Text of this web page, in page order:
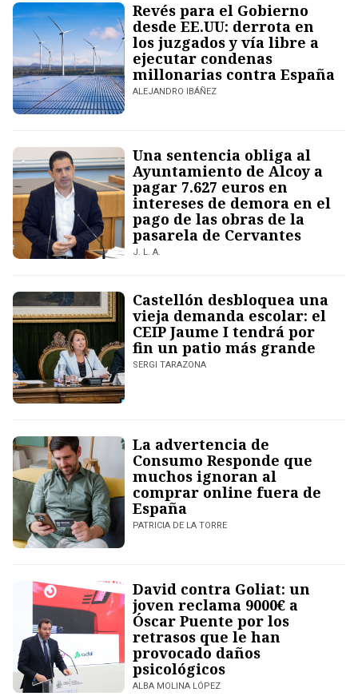
Revés para el Gobierno
desde EE.UU: derrota en
los juzgados y vía libre a
ejecutar condenas
millonarias contra España
ALEJANDRO IBÁÑEZ
Una sentencia obliga al
Ayuntamiento de Alcoy a
pagar 7.627 euros en
intereses de demora en el
pago de las obras de la
pasarela de Cervantes
J. L. A.
Castellón desbloquea una
vieja demanda escolar: el
CEIP Jaume I tendrá por
fin un patio más grande
SERGI TARAZONA
La advertencia de
Consumo Responde que
muchos ignoran al
comprar online fuera de
España
PATRICIA DE LA TORRE
David contra Goliat: un
joven reclama 9000€ a
Óscar Puente por los
retrasos que le han
provocado daños
psicológicos
ALBA MOLINA LÓPEZ